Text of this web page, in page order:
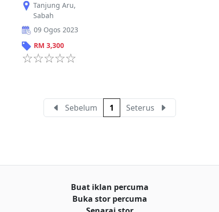
Tanjung Aru,
Sabah
09 Ogos 2023
RM 3,300
Sebelum 1 Seterus
Buat iklan percuma
Buka stor percuma